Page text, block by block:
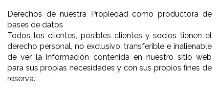
Derechos de nuestra Propiedad como productora de
bases de datos
Todos los clientes, posibles clientes y socios tienen el
derecho personal, no exclusivo, transferible e inalienable
de ver la información contenida en nuestro sitio web
para sus propias necesidades y con sus propios fines de
reserva.